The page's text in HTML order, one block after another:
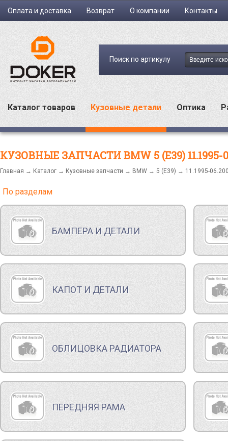
Оплата и доставка Возврат О компании Контакты
Поиск по артикулу
Каталог товаров Кузовные детали Оптика
КУЗОВНЫЕ ЗАПЧАСТИ BMW 5 (E39) 11.1995-
Главная → Каталог → Кузовные запчасти → BMW → 5 (E39) → 11.1995-
По разделам
БАМПЕРА И ДЕТАЛИ
КАПОТ И ДЕТАЛИ
ОБЛИЦОВКА РАДИАТОРА
ПЕРЕДНЯЯ РАМА